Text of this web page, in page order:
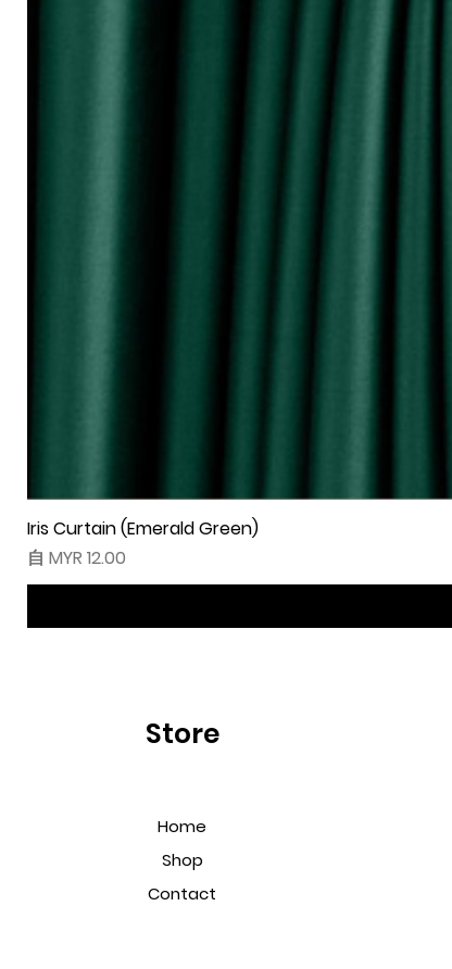
Iris Curtain (Emerald Green)
自 MYR 12.00
促銷價格
Store
Home
Shop
Contact